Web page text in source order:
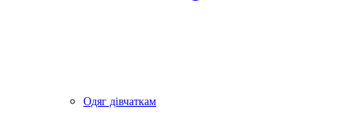
Одяг дівчаткам